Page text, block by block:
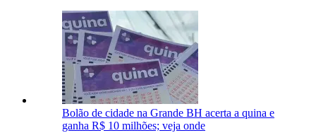
Bolão de cidade na Grande BH acerta a quina e
ganha R$ 10 milhões; veja onde